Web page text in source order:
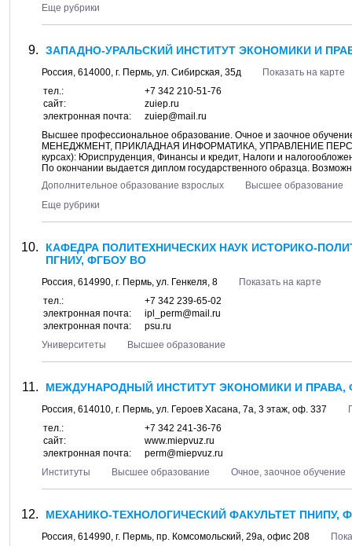
Еще рубрики
ЗАПАДНО-УРАЛЬСКИЙ ИНСТИТУТ ЭКОНОМИКИ И
Россия, 614000, г. Пермь, ул. Сибирская, 35д
Показать на карте
тел.:
+7 342 210-51-76
сайт:
zuiep.ru
электронная почта:
zuiep@mail.ru
Высшее профессиональное образование. Очное и заочное
МЕНЕДЖМЕНТ, ПРИКЛАДНАЯ ИНФОРМАТИКА, УПРАВЛЕНИЕ
курсах): Юриспруденция, Финансы и кредит, Налоги и
По окончании выдается диплом государственного образца.
Дополнительное образование взрослых
Высшее образование
Еще рубрики
КАФЕДРА ПОЛИТЕХНИЧЕСКИХ НАУК ИСТОРИКО-
ПГНИУ, ФГБОУ ВО
Россия, 614990, г. Пермь, ул. Генкеля, 8
Показать на карте
тел.:
+7 342 239-65-02
электронная почта:
ipl_perm@mail.ru
электронная почта:
psu.ru
Университеты
Высшее образование
МЕЖДУНАРОДНЫЙ ИНСТИТУТ ЭКОНОМИКИ И ПРАВА,
Россия, 614010, г. Пермь, ул. Героев Хасана, 7а, 3 этаж, оф. 337
тел.:
+7 342 241-36-76
сайт:
www.miepvuz.ru
электронная почта:
perm@miepvuz.ru
Институты
Высшее образование Очное, заочное обучение
МЕХАНИКО-ТЕХНОЛОГИЧЕСКИЙ ФАКУЛЬТЕТ ПНИПУ,
Россия, 614990, г. Пермь, пр. Комсомольский, 29а, офис 208